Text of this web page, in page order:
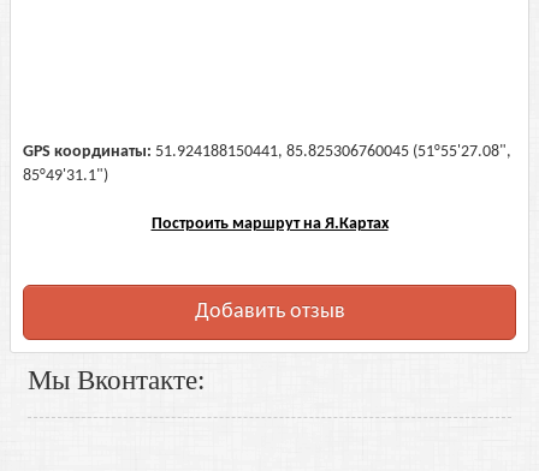
GPS координаты: 51.924188150441, 85.825306760045 (51°55'27.08",
85°49'31.1")
Построить маршрут на Я.Картах
Добавить отзыв
Мы Вконтакте: